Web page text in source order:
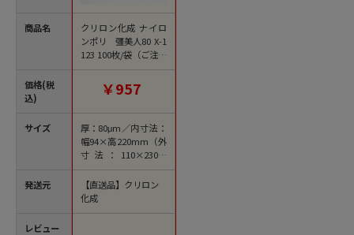
商品名
価格(税
込)
サイズ
発送元
レビュー
クリロン化成 ナイロ
ンポリ 彊美人80 X-1
123 100枚/袋（ご注文
単位30袋）【直送
￥957
厚：80μm／内寸法：
幅94×高220mm（外
寸法：110×230m
m）
【直送品】クリロン
化成